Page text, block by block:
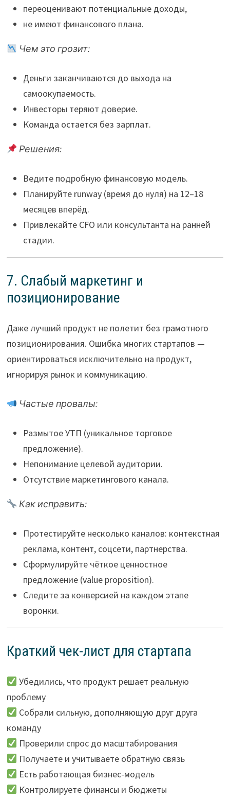
переоценивают потенциальные доходы,
не имеют финансового плана.
Чем это грозит:
Деньги заканчиваются до выхода на
самоокупаемость.
Инвесторы теряют доверие.
Команда остается без зарплат.
Решения:
Ведите подробную финансовую модель.
Планируйте runway (время до нуля) на 12–18
месяцев вперёд.
Привлекайте CFO или консультанта на ранней
стадии.
7. Слабый маркетинг и
позиционирование
Даже лучший продукт не полетит без грамотного
позиционирования. Ошибка многих стартапов —
ориентироваться исключительно на продукт,
игнорируя рынок и коммуникацию.
Частые провалы:
Размытое УТП (уникальное торговое
предложение).
Непонимание целевой аудитории.
Отсутствие маркетингового канала.
Как исправить:
Протестируйте несколько каналов: контекстная
реклама, контент, соцсети, партнерства.
Сформулируйте чёткое ценностное
предложение (value proposition).
Следите за конверсией на каждом этапе
воронки.
Краткий чек-лист для стартапа
Убедились, что продукт решает реальную
проблему
Собрали сильную, дополняющую друг друга
команду
Проверили спрос до масштабирования
Получаете и учитываете обратную связь
Есть работающая бизнес-модель
Контролируете финансы и бюджеты